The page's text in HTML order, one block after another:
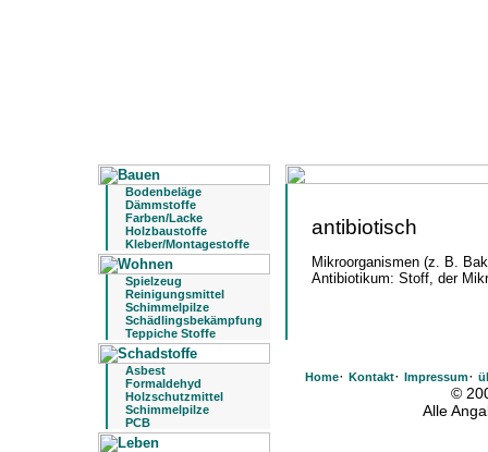
Bodenbeläge
Dämmstoffe
Farben/Lacke
Holzbaustoffe
Kleber/Montagestoffe
Spielzeug
Reinigungsmittel
Schimmelpilze
Schädlingsbekämpfung
Teppiche Stoffe
Asbest
Formaldehyd
Holzschutzmittel
Schimmelpilze
PCB
antibiotisch
Mikroorganismen (z. B.
Antibiotikum: Stoff, der
Home· Kontakt· Impressum·
©
Alle